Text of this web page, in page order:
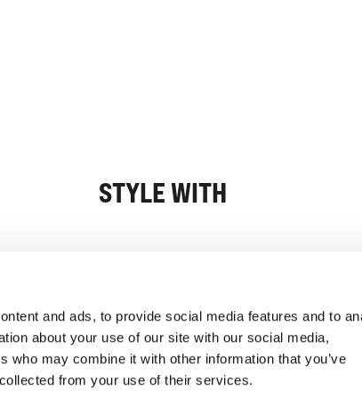
and ads, to provide social media features and to
about your use of our site with our social media,
who may combine it with other information that you’ve
from your use of their services.
STYLE WITH